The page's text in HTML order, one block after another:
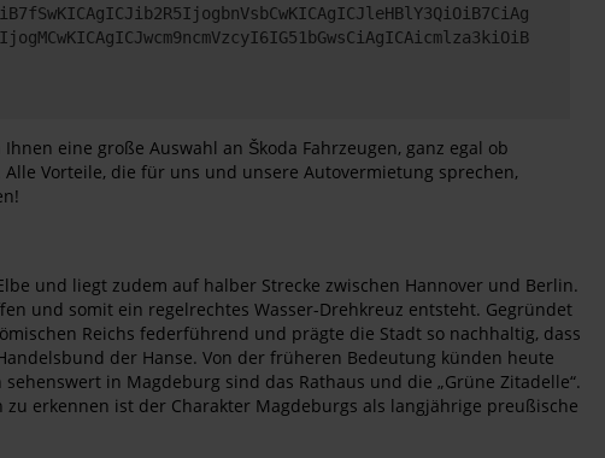
eine große Auswahl an Škoda Fahrzeugen, ganz egal ob
Vorteile, die für uns und unsere Autovermietung sprechen,
und liegt zudem auf halber Strecke zwischen Hannover und Berlin.
und somit ein regelrechtes Wasser-Drehkreuz entsteht. Gegründet
Reichs federführend und prägte die Stadt so nachhaltig, dass
der Hanse. Von der früheren Bedeutung künden heute
in Magdeburg sind das Rathaus und die „Grüne Zitadelle“.
erkennen ist der Charakter Magdeburgs als langjährige preußische